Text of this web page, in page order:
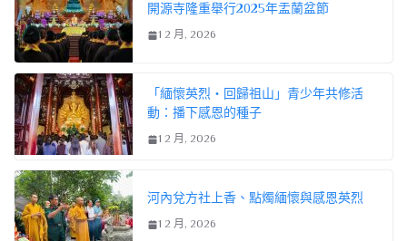
開源寺隆重舉行2025年盂蘭盆節
1 2 月, 2026
「緬懷英烈・回歸祖山」青少年共修活
動：播下感恩的種子
1 2 月, 2026
河內兌方社上香、點燭緬懷與感恩英烈
1 2 月, 2026